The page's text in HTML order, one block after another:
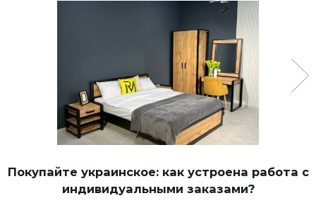
Покупайте украинское: как устроена работа с
индивидуальными заказами?